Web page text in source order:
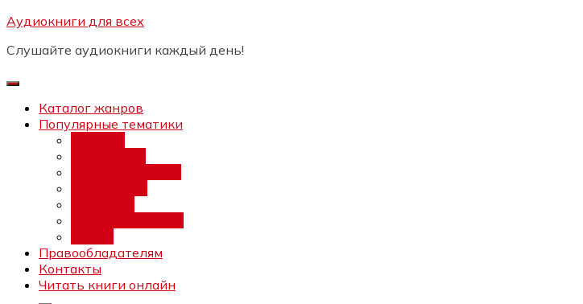
Перейти
содержимому
Аудиокниги для всех
Слушайте аудиокниги каждый день!
Каталог жанров
Популярные тематики
Правообладателям
Контакты
Читать книги онлайн